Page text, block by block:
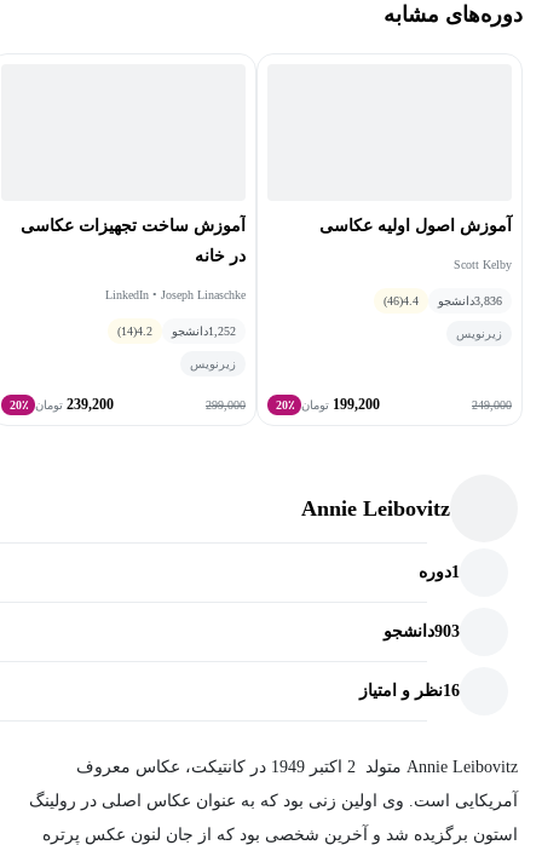
دوره‌های مشابه
آموزش اصول اولیه عکاسی
Scott Kelby
3,836دانشجو 4.4
(46)
زیرنویس
249,000
199,200 تومان 20٪
آموزش ساخت تجهیزات عکاسی
در خانه
LinkedIn • Joseph Linaschke
1,252دانشجو 4.2
(14)
زیرنویس
299,000
239,200 تومان 20٪
Annie Leibovitz
1دوره
903دانشجو
16نظر و امتیاز
Annie Leibovitz متولد 2 اکتبر 1949 در کانتیکت، عکاس معروف
آمریکایی است. وی اولین زنی بود که به عنوان عکاس اصلی در رولینگ
استون برگزیده شد و آخرین شخصی بود که از جان لنون عکس پرتره